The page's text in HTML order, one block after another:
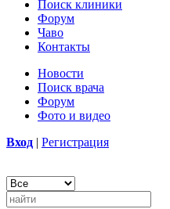
Поиск клиники
Форум
Чаво
Контакты
Новости
Поиск врача
Форум
Фото и видео
Вход | Регистрация